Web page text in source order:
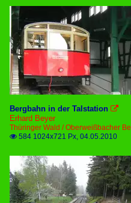
Bergbahn in der Talstation 
Erhard Beyer
Thüringer Wald / Oberweißbacher
 584 1024x721 Px, 04.05.2010